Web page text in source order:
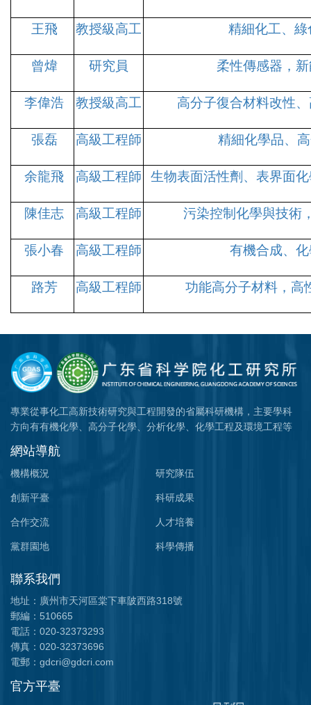
王飛 教授級高工 精細化工、綠
曾煒 研究員 柔性傳感器，
李偉浩 教授級高工 高分子復合材料改性
張磊 高級工程師 精細化學品、
余龍飛 高級工程師 生物表面活性劑、表界面
陳佳志 高級工程師 污染控制化學與技術
張小春 高級工程師 有機合成、
路芳 高級工程師 功能高分子材料，高
專業從事化工高新技術研究與工程開發的省屬科研機構，主要學科
方向有有機化學、高分子化學、分析化學、化學工程及環境工程等
網站導航
機構概況 研究隊伍
創新平臺 科研成果
合作交流 人才培養
黨群園地 科學傳播
聯系我們
地址：廣州市天河區棠下車陂西路318號
郵編：510665
電話：020-32373293
傳真：020-32373696
電郵：gdcri@gdcri.com
官方平臺